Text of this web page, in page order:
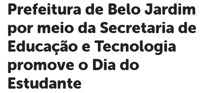
Prefeitura de Belo Jardim
por meio da Secretaria de
Educação e Tecnologia
promove o Dia do
Estudante